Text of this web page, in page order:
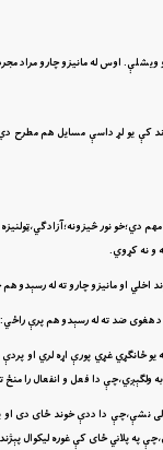
ويشلې. اوس له مانيزو چارو
په ژوند کې يو لړ داسې مسايل
دي؛خو نور
و نه کړوي.
او مانيزو چارو ته له رسېدو
هغوى ضد ته له رسېدو هم پرې راځي:
يو ځانګړي غړي پورې اړه لري او
دا فعل و انفعال را
نشې،چې دا ددې خوند ځاى دى
په پلاني ځاى کې غوره ليکوال